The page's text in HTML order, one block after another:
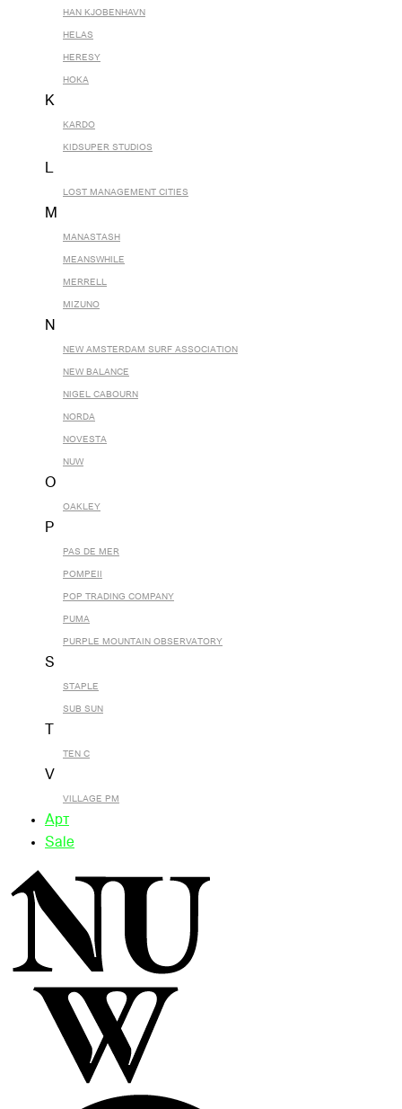
HAN KJOBENHAVN
HELAS
HERESY
HOKA
K
KARDO
KIDSUPER STUDIOS
L
LOST MANAGEMENT CITIES
M
MANASTASH
MEANSWHILE
MERRELL
MIZUNO
N
NEW AMSTERDAM SURF ASSOCIATION
NEW BALANCE
NIGEL CABOURN
NORDA
NOVESTA
NUW
O
OAKLEY
P
PAS DE MER
POMPEII
POP TRADING COMPANY
PUMA
PURPLE MOUNTAIN OBSERVATORY
S
STAPLE
SUB SUN
TEN C
V
VILLAGE PM
Арт
Sale